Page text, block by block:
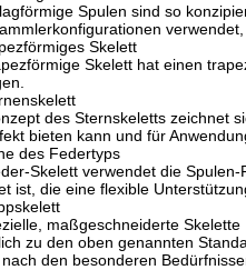
Spulen sind so
Skelett
Skelett hat einen
des Sternskeletts zeichnet
bieten kann und für
des Federtyps
Skelett verwendet die
ist, die eine flexible
maßgeschneiderte Skelette
zu den oben genannten
den besonderen